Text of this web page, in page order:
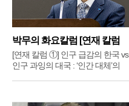
박무의 화요칼럼 [연재 칼럼
①]
[연재 칼럼 ①] 인구 급감의 한국 vs
인구 과잉의 대국 : ‘인간 대체’의